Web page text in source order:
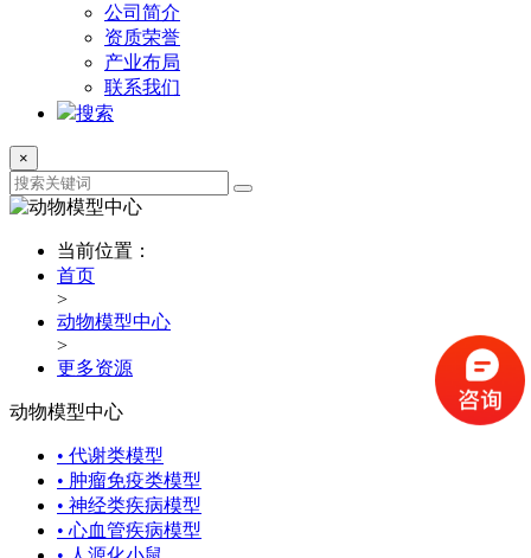
公司简介
资质荣誉
产业布局
联系我们
搜索
×
当前位置：
首页
>
动物模型中心
>
更多资源
动物模型中心
• 代谢类模型
• 肿瘤免疫类模型
• 神经类疾病模型
• 心血管疾病模型